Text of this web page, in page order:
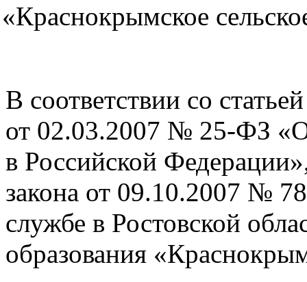
«Краснокрымское
В соответствии со
от 02.03.2007 № 25-ФЗ
в Российской
закона от 09.10.2007 №
службе в Ростовской
образования